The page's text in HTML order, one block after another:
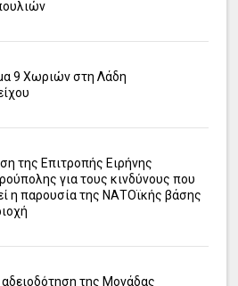
9 Χωριών στη Λάδη
της Επιτροπής Ειρήνης
για τους κινδύνους που
η παρουσία της ΝΑΤΟϊκής βάσης
αδειοδότηση της Μονάδας